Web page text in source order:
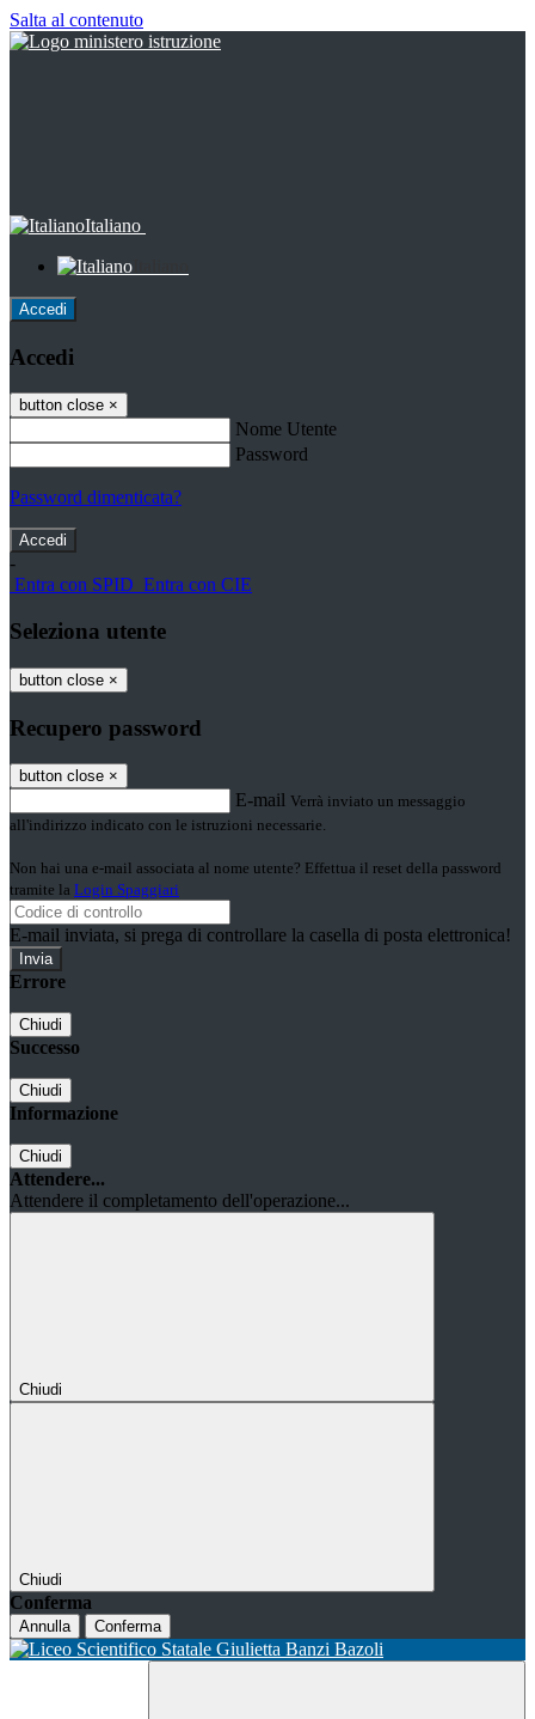
Salta al contenuto
Italiano
Accedi
Accedi
button close ×
Nome Utente
Password
Password dimenticata?
-
Entra con SPID Entra con CIE
Seleziona utente
button close ×
Recupero password
button close ×
E-mail Verrà inviato un messaggio
all'indirizzo indicato con le istruzioni necessarie.
Non hai una e-mail associata al nome utente? Effettua il reset della password
tramite la Login Spaggiari
E-mail inviata, si prega di controllare la casella di posta elettronica!
Errore
Chiudi
Successo
Chiudi
Informazione
Chiudi
Attendere...
Attendere il completamento dell'operazione...
Chiudi
Chiudi
Conferma
Annulla Conferma